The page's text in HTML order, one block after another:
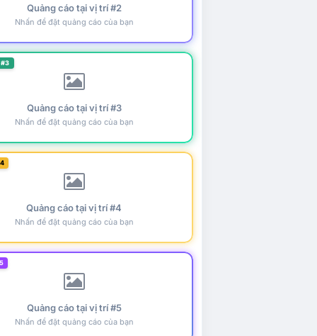
Quảng cáo tại vị trí #2
Nhấn để đặt quảng cáo của bạn
Quảng cáo tại vị trí #3
Nhấn để đặt quảng cáo của bạn
Quảng cáo tại vị trí #4
Nhấn để đặt quảng cáo của bạn
Quảng cáo tại vị trí #5
Nhấn để đặt quảng cáo của bạn